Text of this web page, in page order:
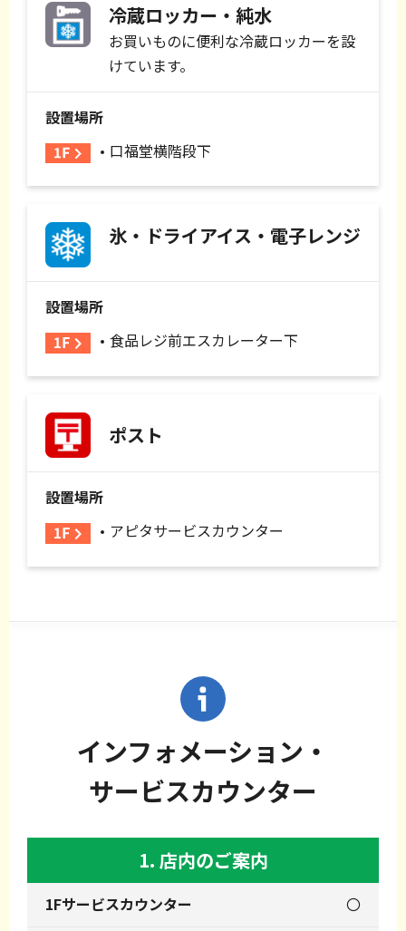
冷蔵ロッカー・純水
お買いものに便利な冷蔵ロッカーを設
けています。
設置場所
口福堂横階段下
氷・ドライアイス・電子レンジ
設置場所
食品レジ前エスカレーター下
ポスト
設置場所
アピタサービスカウンター
インフォメーション・
サービスカウンター
1. 店内のご案内
〇